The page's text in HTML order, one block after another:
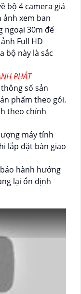
bộ 4 camera giá
xem ban
ngoại 30m để
Full HD
bộ này là sắc
PHÁT
số sản
phẩm theo gói.
theo chính
máy tính
lắp đặt bàn giao
hành hướng
lại ổn định